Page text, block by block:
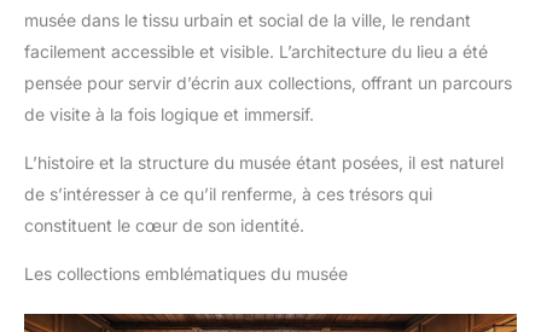
musée dans le tissu urbain et social de la ville, le rendant
facilement accessible et visible. L’architecture du lieu a été
pensée pour servir d’écrin aux collections, offrant un parcours
de visite à la fois logique et immersif.
L’histoire et la structure du musée étant posées, il est naturel
de s’intéresser à ce qu’il renferme, à ces trésors qui
constituent le cœur de son identité.
Les collections emblématiques du musée